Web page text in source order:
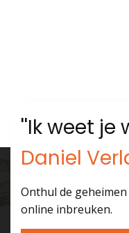
''Ik weet je
Daniel
Onthul de
online inbreuken.